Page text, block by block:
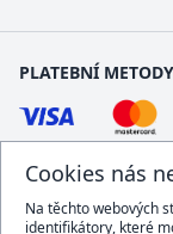
Cookies nás
Na těchto webových
identifikátory, které
PLATEBNÍ METODY